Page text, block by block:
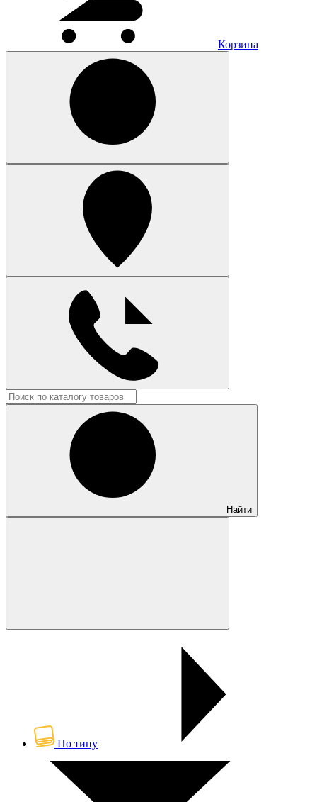
Корзина
Найти
По типу